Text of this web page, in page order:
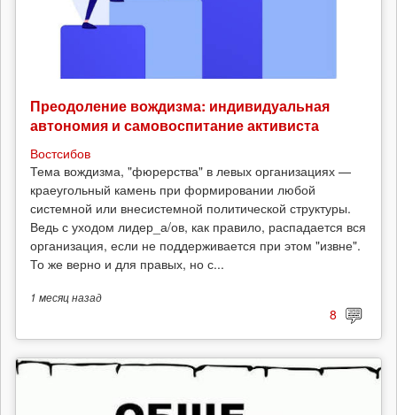
Преодоление вождизма: индивидуальная
автономия и самовоспитание активиста
Востсибов
Тема вождизма, "фюрерства" в левых организациях —
краеугольный камень при формировании любой
системной или внесистемной политической структуры.
Ведь с уходом лидер_а/ов, как правило, распадается вся
организация, если не поддерживается при этом "извне".
То же верно и для правых, но с...
1 месяцназад
8